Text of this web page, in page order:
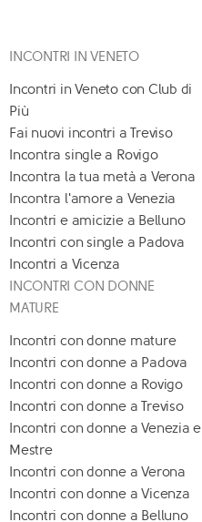
INCONTRI IN VENETO
Incontri in Veneto con Club di
Più
Fai nuovi incontri a Treviso
Incontra single a Rovigo
Incontra la tua metà a Verona
Incontra l'amore a Venezia
Incontri e amicizie a Belluno
Incontri con single a Padova
Incontri a Vicenza
INCONTRI CON DONNE
MATURE
Incontri con donne mature
Incontri con donne a Padova
Incontri con donne a Rovigo
Incontri con donne a Treviso
Incontri con donne a Venezia e
Mestre
Incontri con donne a Verona
Incontri con donne a Vicenza
Incontri con donne a Belluno